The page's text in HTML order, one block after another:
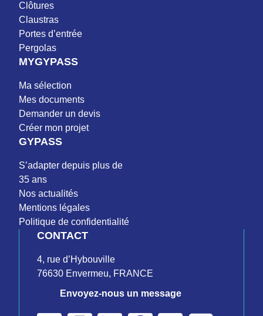
Clôtures
Claustras
Portes d’entrée
Pergolas
MYGYPASS
Ma sélection
Mes documents
Demander un devis
Créer mon projet
GYPASS
S’adapter depuis plus de
35 ans
Nos actualités
Mentions légales
Politique de confidentialité
CONTACT
4, rue d’Hybouville
76630 Envermeu, FRANCE
Envoyez-nous un message